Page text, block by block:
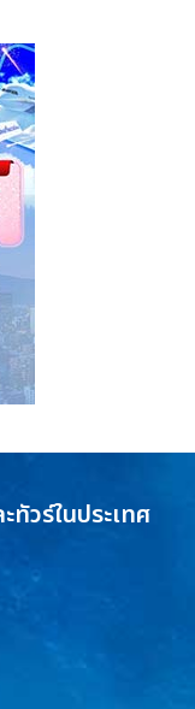
ทัวร์ในประเทศ